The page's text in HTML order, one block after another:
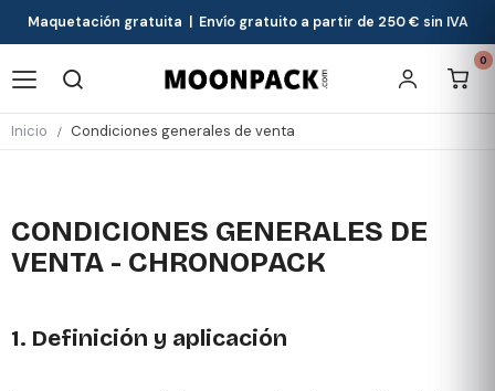
Maquetación gratuita | Envío gratuito a partir de 250 € sin IVA
0
Inicio Condiciones generales de venta
CONDICIONES GENERALES DE
VENTA - CHRONOPACK
1. Definición y aplicación